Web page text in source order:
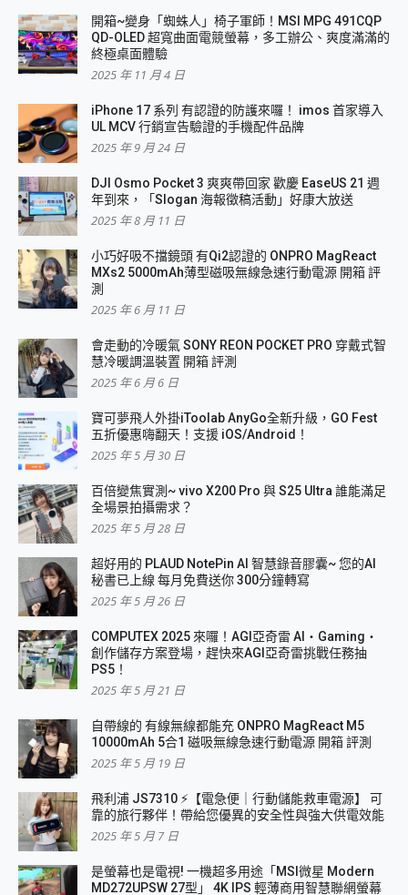
開箱~變身「蜘蛛人」椅子軍師！MSI MPG 491CQP
QD-OLED 超寬曲面電競螢幕，多工辦公、爽度滿滿的
終極桌面體驗
2025 年 11 月 4 日
iPhone 17 系列 有認證的防護來囉！ imos 首家導入
UL MCV 行銷宣告驗證的手機配件品牌
2025 年 9 月 24 日
DJI Osmo Pocket 3 爽爽帶回家 歡慶 EaseUS 21 週
年到來，「Slogan 海報徵稿活動」好康大放送
2025 年 8 月 11 日
小巧好吸不擋鏡頭 有Qi2認證的 ONPRO MagReact
MXs2 5000mAh薄型磁吸無線急速行動電源 開箱 評
測
2025 年 6 月 11 日
會走動的冷暖氣 SONY REON POCKET PRO 穿戴式智
慧冷暖調溫裝置 開箱 評測
2025 年 6 月 6 日
寶可夢飛人外掛iToolab AnyGo全新升級，GO Fest
五折優惠嗨翻天！支援 iOS/Android！
2025 年 5 月 30 日
百倍變焦實測~ vivo X200 Pro 與 S25 Ultra 誰能滿足
全場景拍攝需求？
2025 年 5 月 28 日
超好用的 PLAUD NotePin AI 智慧錄音膠囊~ 您的AI
秘書已上線 每月免費送你 300分鐘轉寫
2025 年 5 月 26 日
COMPUTEX 2025 來囉！AGI亞奇雷 AI・Gaming・
創作儲存方案登場，趕快來AGI亞奇雷挑戰任務抽
PS5！
2025 年 5 月 21 日
自帶線的 有線無線都能充 ONPRO MagReact M5
10000mAh 5合1 磁吸無線急速行動電源 開箱 評測
2025 年 5 月 19 日
飛利浦 JS7310 ⚡【電急便｜行動儲能救車電源】 可
靠的旅行夥伴！帶給您優異的安全性與強大供電效能
2025 年 5 月 7 日
是螢幕也是電視! 一機超多用途「MSI微星 Modern
MD272UPSW 27型」 4K IPS 輕薄商用智慧聯網螢幕